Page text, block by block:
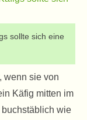
sollte sich eine
wenn sie von
Käfig mitten im
wie